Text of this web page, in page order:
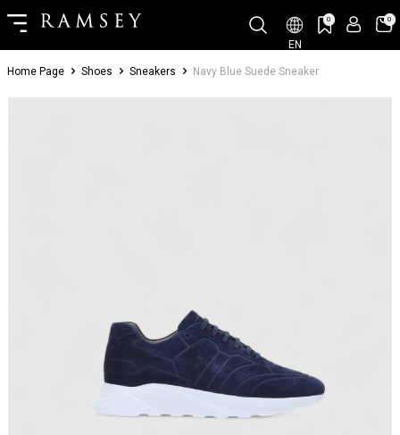
EN
0 0
Home Page Shoes Sneakers Navy Blue Suede Sneaker